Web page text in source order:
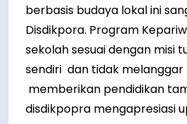
berbasis budaya lokal ini
Disdikpora. Program
sekolah sesuai dengan misi
sendiri dan tidak
memberikan pendidikan
disdikpopra mengapresiasi